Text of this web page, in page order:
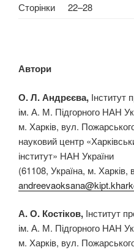
Сторінки
22–28
Автори
О. Л. Андрєєва,
ім. А. М. Підгорного НАН
м. Харків, вул.
науковий центр
інститут» НАН України
(61108, Україна, м.
А. О. Костіков, Інститут
ім. А. М. Підгорного НАН
м. Харків, вул.